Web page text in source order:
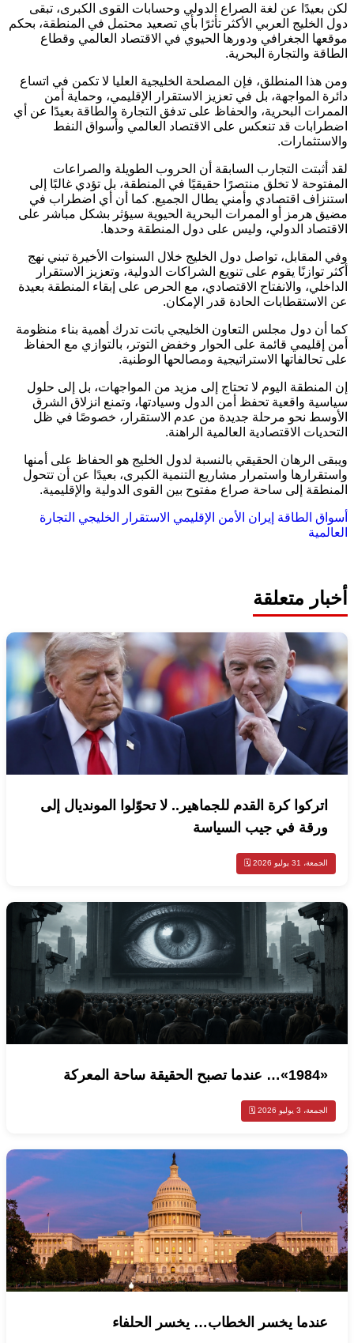
لكن بعيدًا عن لغة الصراع الدولي وحسابات القوى الكبرى، تبقى
دول الخليج العربي الأكثر تأثرًا بأي تصعيد محتمل في المنطقة، بحكم
موقعها الجغرافي ودورها الحيوي في الاقتصاد العالمي وقطاع
الطاقة والتجارة البحرية.
ومن هذا المنطلق، فإن المصلحة الخليجية العليا لا تكمن في اتساع
دائرة المواجهة، بل في تعزيز الاستقرار الإقليمي، وحماية أمن
الممرات البحرية، والحفاظ على تدفق التجارة والطاقة بعيدًا عن أي
اضطرابات قد تنعكس على الاقتصاد العالمي وأسواق النفط
والاستثمارات.
لقد أثبتت التجارب السابقة أن الحروب الطويلة والصراعات
المفتوحة لا تخلق منتصرًا حقيقيًا في المنطقة، بل تؤدي غالبًا إلى
استنزاف اقتصادي وأمني يطال الجميع. كما أن أي اضطراب في
مضيق هرمز أو الممرات البحرية الحيوية سيؤثر بشكل مباشر على
الاقتصاد الدولي، وليس على دول المنطقة وحدها.
وفي المقابل، تواصل دول الخليج خلال السنوات الأخيرة تبني نهج
أكثر توازنًا يقوم على تنويع الشراكات الدولية، وتعزيز الاستقرار
الداخلي، والانفتاح الاقتصادي، مع الحرص على إبقاء المنطقة بعيدة
عن الاستقطابات الحادة قدر الإمكان.
كما أن دول مجلس التعاون الخليجي باتت تدرك أهمية بناء منظومة
أمن إقليمي قائمة على الحوار وخفض التوتر، بالتوازي مع الحفاظ
على تحالفاتها الاستراتيجية ومصالحها الوطنية.
إن المنطقة اليوم لا تحتاج إلى مزيد من المواجهات، بل إلى حلول
سياسية واقعية تحفظ أمن الدول وسيادتها، وتمنع انزلاق الشرق
الأوسط نحو مرحلة جديدة من عدم الاستقرار، خصوصًا في ظل
التحديات الاقتصادية العالمية الراهنة.
ويبقى الرهان الحقيقي بالنسبة لدول الخليج هو الحفاظ على أمنها
واستقرارها واستمرار مشاريع التنمية الكبرى، بعيدًا عن أن تتحول
المنطقة إلى ساحة صراع مفتوح بين القوى الدولية والإقليمية.
أسواق الطاقة إيران الأمن الإقليمي الاستقرار الخليجي التجارة
العالمية
أخبار متعلقة
اتركوا كرة القدم للجماهير.. لا تحوّلوا المونديال إلى
ورقة في جيب السياسة
الجمعة، 31 يوليو 2026 🗓️
«1984»… عندما تصبح الحقيقة ساحة المعركة
الجمعة، 3 يوليو 2026 🗓️
عندما يخسر الخطاب… يخسر الحلفاء